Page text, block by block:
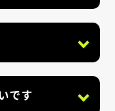
です